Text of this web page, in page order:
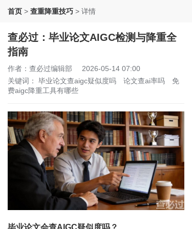
首页 > 查重降重技巧 > 详情
查必过：毕业论文AIGC检测与降重全
指南
作者：查必过编辑部
2026-05-14 07:00
关键词： 毕业论文查aigc疑似度吗 论文查ai率吗
免
费aigc降重工具有哪些